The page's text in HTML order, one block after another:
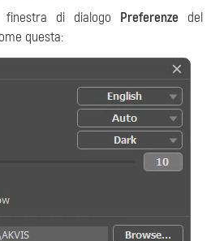
di dialogo Preferenze del
questa: